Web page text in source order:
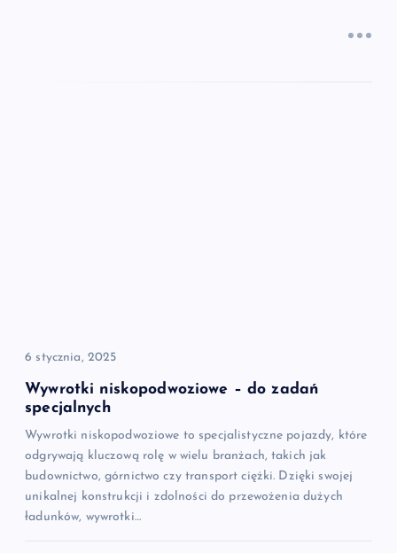
6 stycznia, 2025
Wywrotki niskopodwoziowe – do zadań
specjalnych
Wywrotki niskopodwoziowe to specjalistyczne pojazdy, które
odgrywają kluczową rolę w wielu branżach, takich jak
budownictwo, górnictwo czy transport ciężki. Dzięki swojej
unikalnej konstrukcji i zdolności do przewożenia dużych
ładunków, wywrotki…